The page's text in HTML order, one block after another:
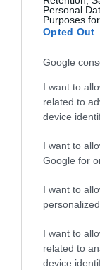
Personal
Purposes
Opted Out
Google
I want to
related to
device
I want to
Google for
I want to
I want to
related to
device
Efood: Άλμα
Delivery το